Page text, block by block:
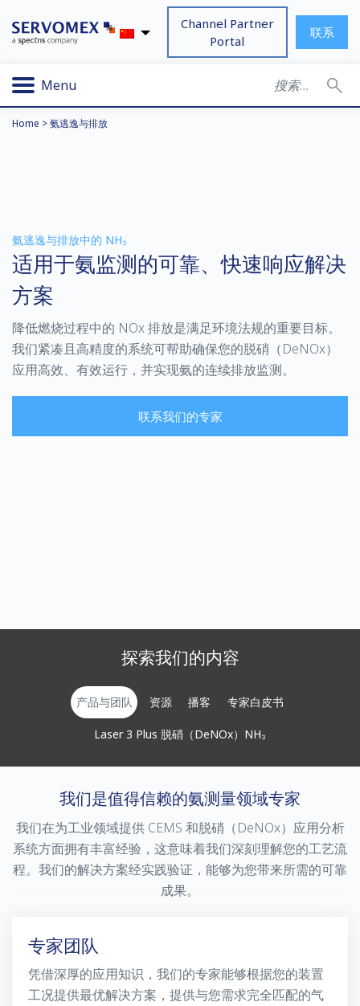
Channel Partner
Portal
联系
Menu
Home >氨逃逸与排放
氨逃逸与排放中的 NH₃
适用于氨监测的可靠、快速响应解决
方案
降低燃烧过程中的 NOx 排放是满足环境法规的重要目标。
我们紧凑且高精度的系统可帮助确保您的脱硝（DeNOx）
应用高效、有效运行，并实现氨的连续排放监测。
联系我们的专家
探索我们的内容
产品与团队 资源 播客 专家白皮书
Laser 3 Plus 脱硝（DeNOx）NH₃
我们是值得信赖的氨测量领域专家
我们在为工业领域提供 CEMS 和脱硝（DeNOx）应用分析
系统方面拥有丰富经验，这意味着我们深刻理解您的工艺流
程。我们的解决方案经实践验证，能够为您带来所需的可靠
成果。
专家团队
凭借深厚的应用知识，我们的专家能够根据您的装置
工况提供最优解决方案，提供与您需求完全匹配的气